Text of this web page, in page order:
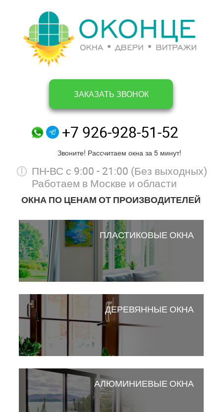
ЗАКАЗАТЬ ЗВОНОК
+7 926-928-51-52
Звоните! Рассчитаем окна за 5 минут!
ПН-ВС с 9:00 - 21:00 (Без выходных)
Работаем в Москве и области
ОКНА ПО ЦЕНАМ ОТ ПРОИЗВОДИТЕЛЕЙ
ПЛАСТИКОВЫЕ ОКНА
ДЕРЕВЯННЫЕ ОКНА
АЛЮМИНИЕВЫЕ ОКНА